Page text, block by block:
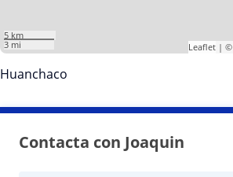
5 km
3 mi
Leaflet| ©
Huanchaco
Contacta con Joaquin